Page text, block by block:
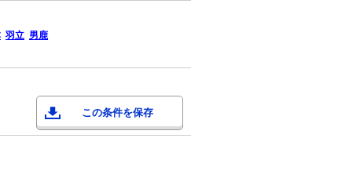
羽立 男鹿
この条件を保存